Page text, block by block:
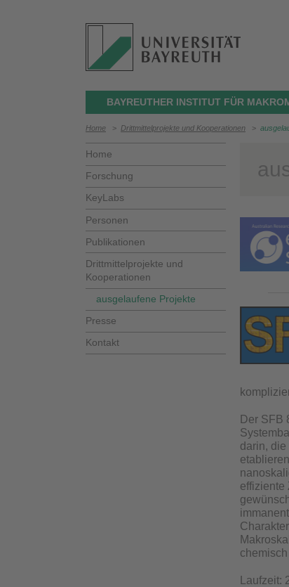
BAYREUTHER INSTITUT FÜR
Home > Drittmittelprojekte und Kooperationen >
Home
Forschung
KeyLabs
Personen
Publikationen
Drittmittelprojekte und
Kooperationen
ausgelaufene Projekte
Presse
Kontakt
Der SFB
darin,
effiziente
Laufzeit: